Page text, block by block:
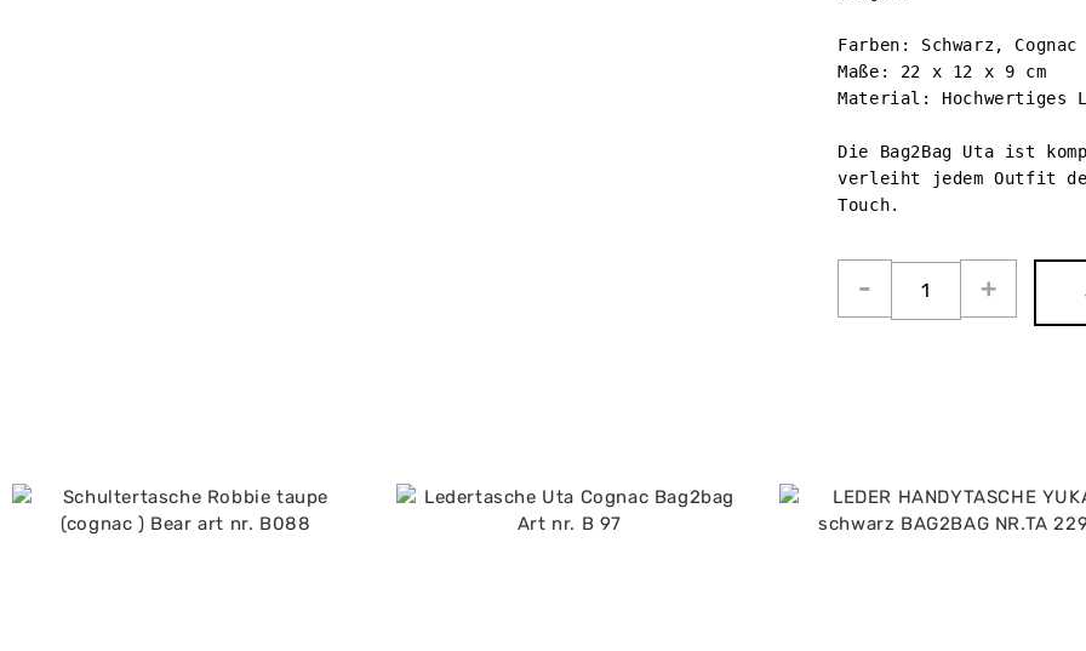
Farben: Schwarz,
Maße: 22 x 12 x 9 cm
Material: Hochwertiges
Die Bag2Bag Uta ist
verleiht jedem Outfit
Touch.